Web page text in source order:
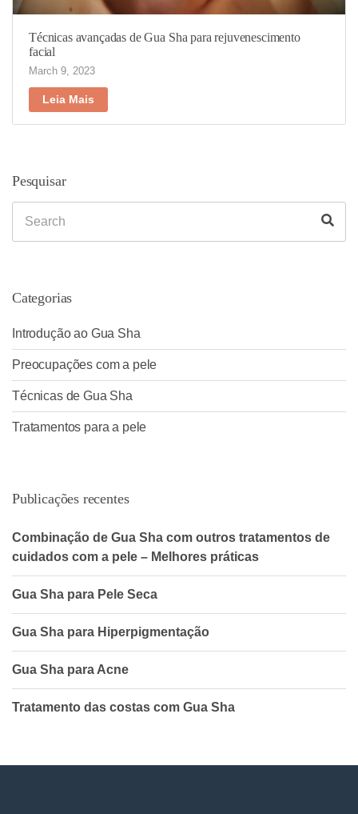
Técnicas avançadas de Gua Sha para rejuvenescimento
facial
March 9, 2023
Leia Mais
Pesquisar
Search
for:
Categorias
Introdução ao Gua Sha
Preocupações com a pele
Técnicas de Gua Sha
Tratamentos para a pele
Publicações recentes
Combinação de Gua Sha com outros tratamentos de
cuidados com a pele – Melhores práticas
Gua Sha para Pele Seca
Gua Sha para Hiperpigmentação
Gua Sha para Acne
Tratamento das costas com Gua Sha